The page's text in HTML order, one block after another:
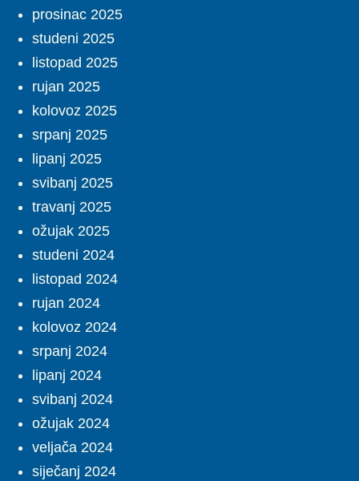
prosinac 2025
studeni 2025
listopad 2025
rujan 2025
kolovoz 2025
srpanj 2025
lipanj 2025
svibanj 2025
travanj 2025
ožujak 2025
studeni 2024
listopad 2024
rujan 2024
kolovoz 2024
srpanj 2024
lipanj 2024
svibanj 2024
ožujak 2024
veljača 2024
siječanj 2024